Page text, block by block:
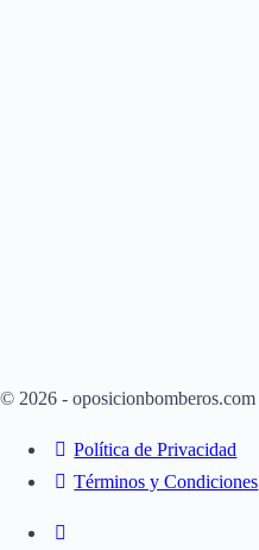
© 2026 - oposicionbomberos.com
Política de Privacidad
Términos y Condiciones